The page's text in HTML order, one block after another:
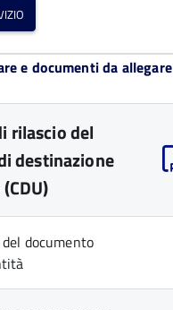
e documenti da allegare
rilascio del
destinazione
del documento